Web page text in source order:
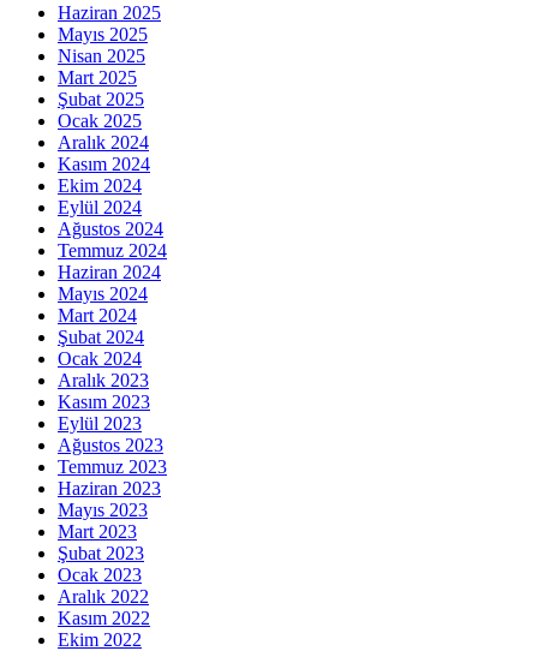
Haziran 2025
Mayıs 2025
Nisan 2025
Mart 2025
Şubat 2025
Ocak 2025
Aralık 2024
Kasım 2024
Ekim 2024
Eylül 2024
Ağustos 2024
Temmuz 2024
Haziran 2024
Mayıs 2024
Mart 2024
Şubat 2024
Ocak 2024
Aralık 2023
Kasım 2023
Eylül 2023
Ağustos 2023
Temmuz 2023
Haziran 2023
Mayıs 2023
Mart 2023
Şubat 2023
Ocak 2023
Aralık 2022
Kasım 2022
Ekim 2022